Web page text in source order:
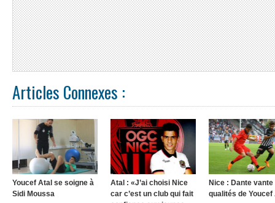
Articles Connexes :
Youcef Atal se soigne à
Sidi Moussa
Atal : «J’ai choisi Nice
car c’est un club qui fait
Nice : Dante vante
qualités de Youcef